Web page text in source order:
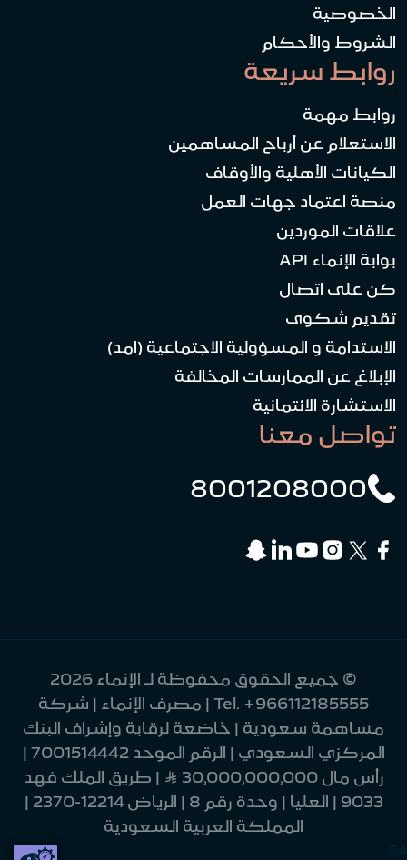
الخصوصية
الشروط والأحكام
روابط سريعة
روابط مهمة
الاستعلام عن أرباح المساهمين
الكيانات الأهلية والأوقاف
منصة اعتماد جهات العمل
علاقات الموردين
بوابة الإنماء API
كن على اتصال
تقديم شكوى
الاستدامة و المسؤولية الاجتماعية (امد)
الإبلاغ عن الممارسات المخالفة
الاستشارة الائتمانية
تواصل معنا
8001208000
© جميع الحقوق محفوظة لـ الإنماء 2026
Tel. +966112185555
| مصرف الإنماء | شركة
مساهمة سعودية | خاضعة لرقابة وإشراف البنك
المركزي السعودي | الرقم الموحد 7001514442 |
رأس مال 30,000,000,000 Ʀ | طريق الملك فهد
9033 | العليا | وحدة رقم 8 | الرياض 12214-2370 |
المملكة العربية السعودية